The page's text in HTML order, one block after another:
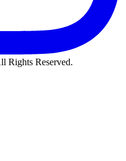
Rights Reserved.